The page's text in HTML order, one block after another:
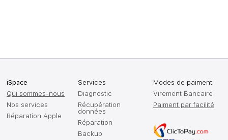
iSpace
Qui sommes-nous
Nos services
Réparation Apple
Services
Diagnostic
Récupération
données
Réparation
Backup
Modes de paiment
Virement Bancaire
Paiment par facilité